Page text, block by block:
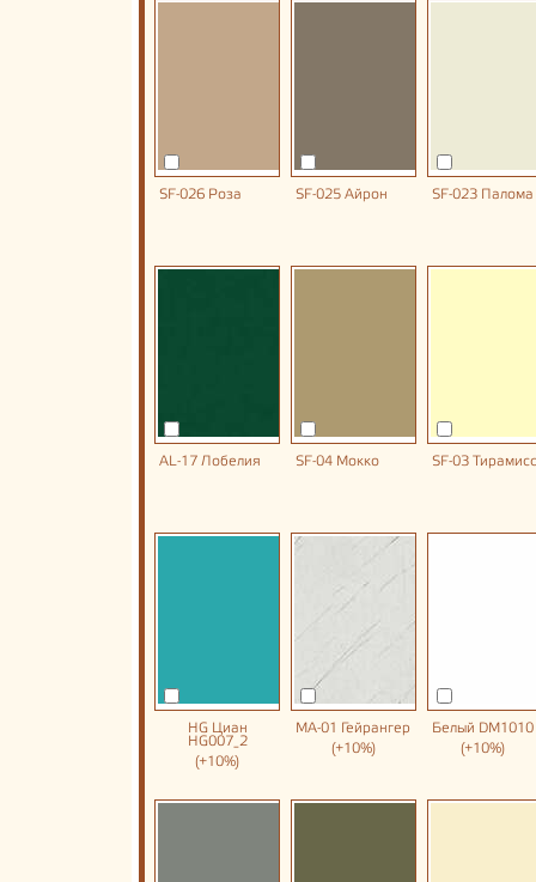
SF-026 Роза SF-025 Айрон SF-023 Палома
AL-17 Лобелия SF-04 Мокко SF-03
HG Циан
HG007_2
(+10%)
MA-01 Гейрангер
(+10%)
Белый DM1010
(+10%)